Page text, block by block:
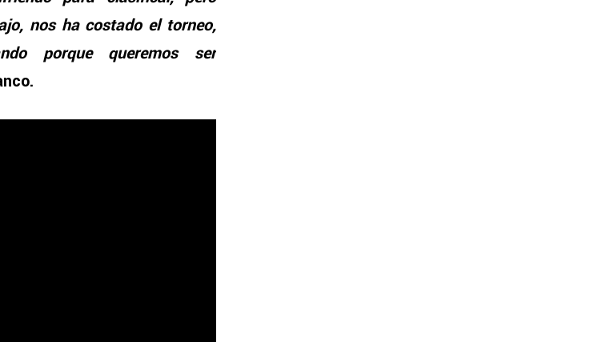
nos ha costado el torneo,
porque queremos ser